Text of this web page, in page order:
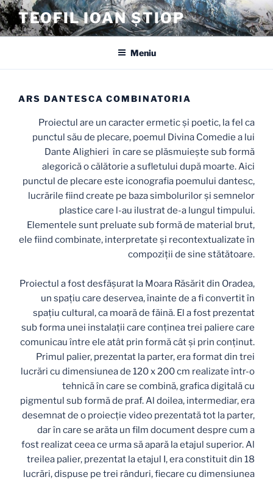
Sari
la
conținut
TEOFIL IOAN ȘTIOP
Meniu
ARS DANTESCA COMBINATORIA
Proiectul are un caracter ermetic și poetic, la fel ca
punctul său de plecare, poemul Divina Comedie a lui
Dante Alighieri în care se plăsmuiește sub formă
alegorică o călătorie a sufletului după moarte. Aici
punctul de plecare este iconografia poemului dantesc,
lucrările fiind create pe baza simbolurilor și semnelor
plastice care l-au ilustrat de-a lungul timpului.
Elementele sunt preluate sub formă de material brut,
ele fiind combinate, interpretate și recontextualizate în
compoziții de sine stătătoare.
Proiectul a fost desfășurat la Moara Răsărit din Oradea,
un spațiu care deservea, înainte de a fi convertit în
spațiu cultural, ca moară de făină. El a fost prezentat
sub forma unei instalații care conținea trei paliere care
comunicau între ele atât prin formă cât și prin conținut.
Primul palier, prezentat la parter, era format din trei
lucrări cu dimensiunea de 120 x 200 cm realizate într-o
tehnică în care se combină, grafica digitală cu
pigmentul sub formă de praf. Al doilea, intermediar, era
desemnat de o proiecție video prezentată tot la parter,
dar în care se arăta un film document despre cum a
fost realizat ceea ce urma să apară la etajul superior. Al
treilea palier, prezentat la etajul I, era constituit din 18
lucrări, dispuse pe trei rânduri, fiecare cu dimensiunea